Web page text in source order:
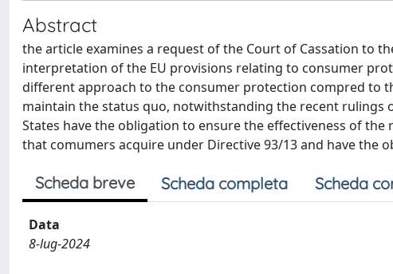
Abstract
the article examines a request of the Court of Cassation to
interpretation of the EU provisions relating to consumer
different approach to the consumer protection compred to
maintain the status quo, notwithstanding the recent rulings
States have the obligation to ensure the effectiveness of
that comumers acquire under Directive 93/13 and have the
Scheda breve Scheda completa Scheda
Data
8-lug-2024